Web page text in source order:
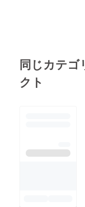
ヴィレヴァ
事務局
同じカテゴ
クト